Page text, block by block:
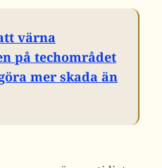
värna
på techområdet
mer skada än